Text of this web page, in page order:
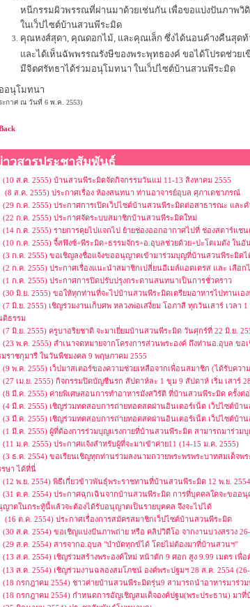
หนีกรรมผิวพรรณที่ผ่านมาด้วยเช่นกัน เพื่อขอแบ่งปันภาพวิ
ในเว็ปไซต์บ้านสวนพีระมิด
คุณหงส์สุดา, คุณดอกไม้, และคุณเล็ก ซึ่งได้นอนค้างคืนสุด
และได้เห็นฉัพพรรณรังษีของพระพุทธองค์ ขอได้โปรดช่วย
มีจิตศรัทธาได้ร่วมอนุโมทนา ในเว็ปไซต์บ้านสวนพีระมิด
อนุโมทนา
ะกาศ ณ วันที่ 6 พ.ค. 2553)
วสารประชาสัมพันธ์
(10 ส.ค. 2555) บ้านสวนพีระมิดจัดกิจกรรมวันแม่ 11-13 สิงหาคม 2555
(8 ส.ค. 2555) ประกาศเรื่อง ห้องสนทนา ท่านอาจารย์อุบล ศุภาเดชาภรณ์
(29 ก.ค. 2555) ประกาศการเปิดเว็ปไซต์บ้านสวนพีระมิดต่อสาธารณะ แล
(22 ก.ค. 2555) ประกาศจัดระบบสมาชิกบ้านสวนพีระมิดใหม่
(14 ก.ค. 2555) รายการคุยไปแจกไป ย้ายช่องออกอากาศไปที่ ช่องสตาร์แช
(10 ก.ค. 2555) จี้สฟิงซ์+พีระมิด+ธรรมจักร+อ.อุบลช่วยด้วย+ปะโตเมตัง ใน
(3 ก.ค. 2555) ขอเชิญลงชื่อแจ้งขออนุญาตเข้ามาร่วมบุญที่บ้านสวนพีระมิด
(2 ก.ค. 2555) ประกาศเรื่องแนะนำสมาชิกเปลี่ยนอีเมล์แอดเดรส และ เลือ
(1 ก.ค. 2555) ประกาศการปิดปรับปรุงกระดานสนทนาเป็นการชั่วคราว
(30 มิ.ย. 2555) ขอให้ทุกท่านที่จะไปบ้านสวนพีระมิดเตรียมอาหารไปทานเอ
(7 มิ.ย. 2555) เชิญร่วมงานเก็บศพ หลวงพ่อเสงี่ยม โอภาสี ทุกวันเสาร์ เวล
ติธรรม
(7 มิ.ย. 2555) ครูบาอริยชาติ จะมาเยี่ยมบ้านสวนพีระมิด วันศุกร์ที่ 22 มิ.ย.
(23 พ.ค. 2555) สำเนาจดหมายจากโครงการส่วนพระองค์ ถึงท่านอ.อุบล ข
มราชกุมารี ในวันพืชมงคล 9 พฤษภาคม 2555
(9 พ.ค. 2555) เว็ปมาสเตอร์ของความช่วยเหลือจากเพื่อนสมาชิก (ได้รับคว
(27 เม.ย. 2555) กิจกรรมปิดบัญชีนรก สัปดาห์ละ 1 ขุม 9 สัปดาห์ เริ่ม เสาร์
(8 มี.ค. 2555) ค่ายพิเศษสอนการทำอาหารมังสวิรัติ ที่บ้านสวนพีระมิด ครั้งต่
(4 มี.ค. 2555) เชิญร่วมทดสอบการถ่ายทอดสดผ่านอินเตอร์เน็ต เว็ปไซต์บ้
(3 มี.ค. 2555) เชิญร่วมทดสอบการถ่ายทอดสดผ่านอินเตอร์เน็ต เว็ปไซต์บ้
(1 มี.ค. 2555) ผู้ที่ต้องการร่วมบุญแรงกายที่บ้านสวนพีระมิด สามารถมาร่ว
(11 ม.ค. 2555) ประกาศแจ้งสำหรับผู้ที่จะมาเข้าค่าย11 (14-15 ม.ค. 2555)
(3 ธ.ค. 2554) ขอเรียนเชิญทุกท่านร่วมลงนามถวายพระพรพระบาทสมเด็จพ
รษา ได้ที่นี่
(12 พ.ย. 2554) พิธีเกี่ยวข้าวพันธุ์พระราชทานที่บ้านสวนพีระมิด 12 พ.ย. 2554
(31 ต.ค. 2554) ประกาศฉุกเฉินจากบ้านสวนพีระมิด การที่บุคคลใดจะขอ
ญาตในกระทู้นี้แล้วจะต้องได้รับอนุญาตเป็นรายบุคคล จึงจะไปได้
(16 ต.ค. 2554) ประกาศเรื่องการสมัครสมาชิกเว็ปไซต์บ้านสวนพีระมิด
(30 ส.ค. 2554) ขอเชิญแบ่งปันภาพถ่าย หรือ คลิปวิดีโอ จากงานบวงสรวง
(29 ส.ค. 2554) สารจากอ.อุบล "บำบัดทุกข์ได้ โดยไม่ต้องมาที่บ้านสวนฯ"
(13 ส.ค. 2554) เชิญร่วมสร้างพระองค์ใหม่ หน้าตัก 9 ศอก สูง 9.99 เมตร เ
(13 ส.ค. 2554) เชิญร่วมงานฉลองสมโภชน์ องค์พระปฐมฯ 28 ส.ค. 2554
(18 กรกฎาคม 2554) ชาวค่ายบ้านสวนพีระมิดรุ่น9 สามารถนำอาหารมาร่ว
(18 กรกฎาคม 2554) กำหนดการอัญเชิญสมเด็จองค์ปฐม(พระประธาน) มา